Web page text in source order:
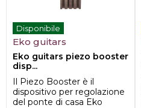
Disponibile
Eko guitars
Eko guitars piezo booster
disp...
Il Piezo Booster è il
dispositivo per regolazione
del ponte di casa Eko